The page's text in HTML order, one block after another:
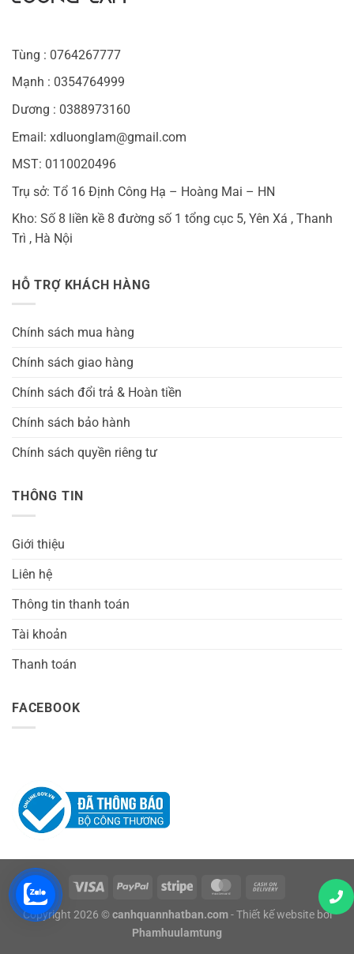
Tùng : 0764267777
Mạnh : 0354764999
Dương : 0388973160
Email: xdluonglam@gmail.com
MST: 0110020496
Trụ sở: Tổ 16 Định Công Hạ – Hoàng Mai – HN
Kho: Số 8 liền kề 8 đường số 1 tổng cục 5, Yên Xá , Thanh
Trì , Hà Nội
HỖ TRỢ KHÁCH HÀNG
Chính sách mua hàng
Chính sách giao hàng
Chính sách đổi trả & Hoàn tiền
Chính sách bảo hành
Chính sách quyền riêng tư
THÔNG TIN
Giới thiệu
Liên hệ
Thông tin thanh toán
Tài khoản
Thanh toán
FACEBOOK
Copyright 2026 © canhquannhatban.com- Thiết kế website bởi
Phamhuulamtung